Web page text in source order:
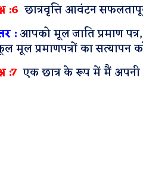
:6 छात्रवृत्ति आवंटन
:आपको मूल जाति प्रमाण
मूल प्रमाणपत्रों का सत्यापन
:7 एक छात्र के रूप में मैं अपनी